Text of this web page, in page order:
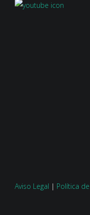
Aviso Legal | Política